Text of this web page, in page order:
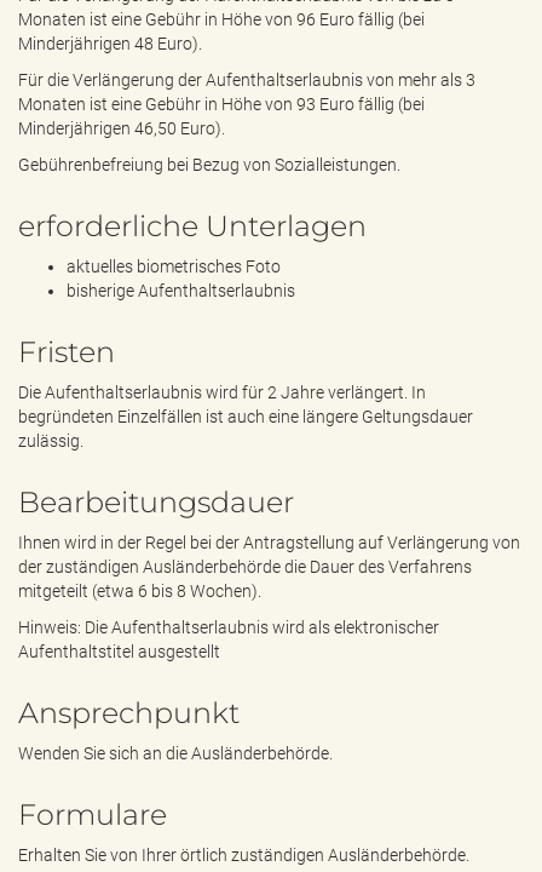
Monaten ist eine Gebühr in Höhe von 96 Euro fällig (bei
Minderjährigen 48 Euro).
Für die Verlängerung der Aufenthaltserlaubnis von mehr als 3
Monaten ist eine Gebühr in Höhe von 93 Euro fällig (bei
Minderjährigen 46,50 Euro).
Gebührenbefreiung bei Bezug von Sozialleistungen.
erforderliche Unterlagen
aktuelles biometrisches Foto
bisherige Aufenthaltserlaubnis
Fristen
Die Aufenthaltserlaubnis wird für 2 Jahre verlängert. In
begründeten Einzelfällen ist auch eine längere Geltungsdauer
zulässig.
Bearbeitungsdauer
Ihnen wird in der Regel bei der Antragstellung auf Verlängerung von
der zuständigen Ausländerbehörde die Dauer des Verfahrens
mitgeteilt (etwa 6 bis 8 Wochen).
Hinweis: Die Aufenthaltserlaubnis wird als elektronischer
Aufenthaltstitel ausgestellt
Ansprechpunkt
Wenden Sie sich an die Ausländerbehörde.
Formulare
Erhalten Sie von Ihrer örtlich zuständigen Ausländerbehörde.